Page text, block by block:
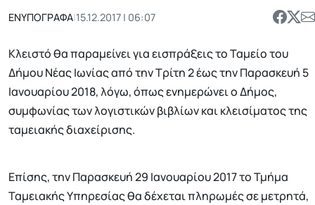
ΕΝΥΠΟΓΡΑΦΑ|15.12.2017 | 06:07
Κλειστό θα παραμείνει για εισπράξεις το Ταμείο του
Δήμου Νέας Ιωνίας από την Τρίτη 2 έως την Παρασκευή 5
Ιανουαρίου 2018, λόγω, όπως ενημερώνει ο Δήμος,
συμφωνίας των λογιστικών βιβλίων και κλεισίματος της
ταμειακής διαχείρισης.
Επίσης, την Παρασκευή 29 Ιανουαρίου 2017 το Τμήμα
Ταμειακής Υπηρεσίας θα δέχεται πληρωμές σε μετρητά,